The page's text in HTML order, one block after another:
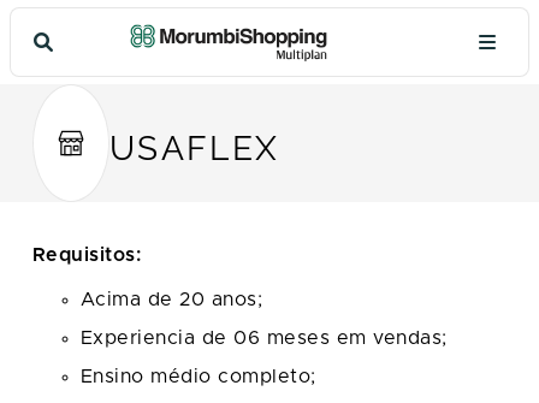
USAFLEX
Requisitos:
Acima de 20 anos;
Experiencia de 06 meses em vendas;
Ensino médio completo;